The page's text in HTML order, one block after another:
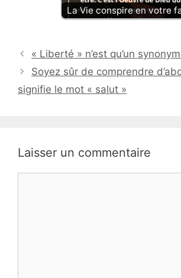
La Vie conspire en votre
« Liberté » n’est qu’un
Soyez sûr de comprendre
signifie le mot « salut »
Laisser un commentaire